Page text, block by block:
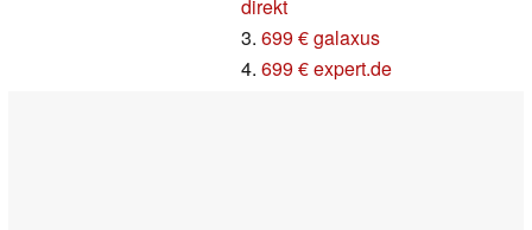
direkt
3.699 € galaxus
4.699 € expert.de